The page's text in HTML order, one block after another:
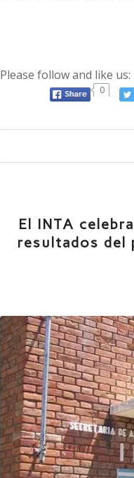
Please follow and like us:
0
El INTA
resultados del